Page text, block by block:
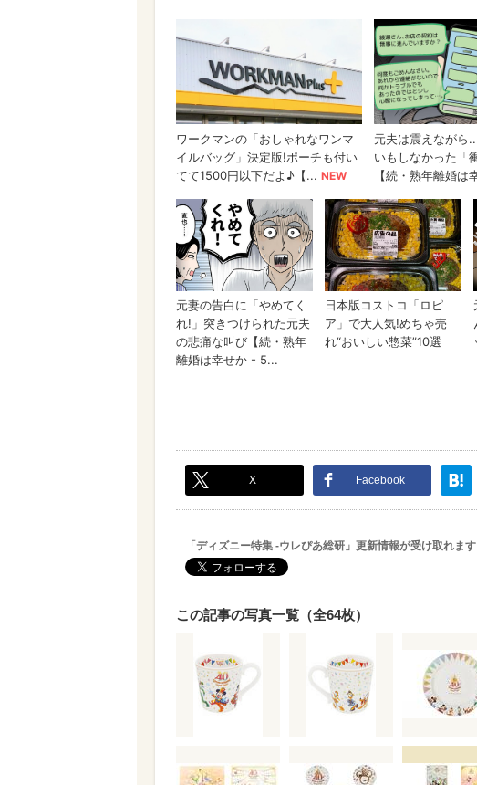
X Facebook
「ディズニー特集 -ウレぴあ総研」更新情報が受け取れます
この記事の写真一覧（全64枚）